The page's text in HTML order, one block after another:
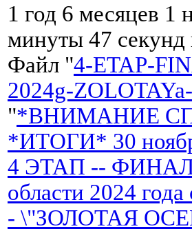
1 год 6 месяцев 1
минуты 47 секунд
Файл "4-ETAP-
2024g-
"*ВНИМАНИЕ
*ИТОГИ* 30
4 ЭТАП -- ФИНАЛ
области 2024
- \"ЗОЛОТАЯ